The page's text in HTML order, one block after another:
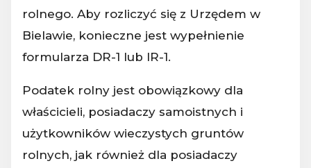
rolnego. Aby rozliczyć się z Urzędem w
Bielawie, konieczne jest wypełnienie
formularza DR-1 lub IR-1.
Podatek rolny jest obowiązkowy dla
właścicieli, posiadaczy samoistnych i
użytkowników wieczystych gruntów
rolnych, jak również dla posiadaczy